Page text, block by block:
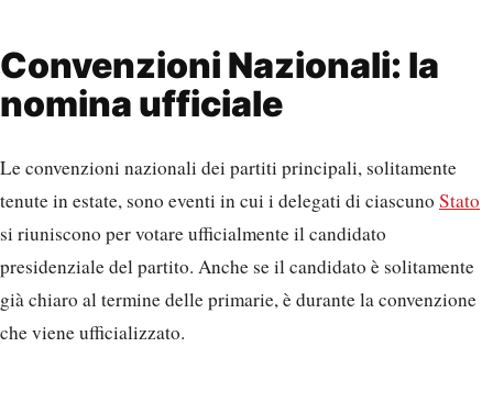
Convenzioni Nazionali: la
nomina ufficiale
Le convenzioni nazionali dei partiti principali, solitamente
tenute in estate, sono eventi in cui i delegati di ciascuno Stato
si riuniscono per votare ufficialmente il candidato
presidenziale del partito. Anche se il candidato è solitamente
già chiaro al termine delle primarie, è durante la convenzione
che viene ufficializzato.